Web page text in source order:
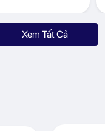
Xem Tất Cả